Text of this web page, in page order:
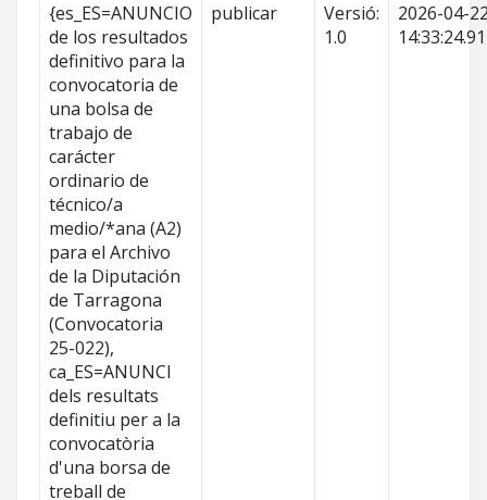
{es_ES=ANUNCIO
de los resultados
definitivo para la
convocatoria de
una bolsa de
trabajo de
carácter
ordinario de
técnico/a
medio/*ana (A2)
para el Archivo
de la Diputación
de Tarragona
(Convocatoria
25-022),
ca_ES=ANUNCI
dels resultats
definitiu per a la
convocatòria
d'una borsa de
treball de
publicar
Versió:
1.0
2026-04-